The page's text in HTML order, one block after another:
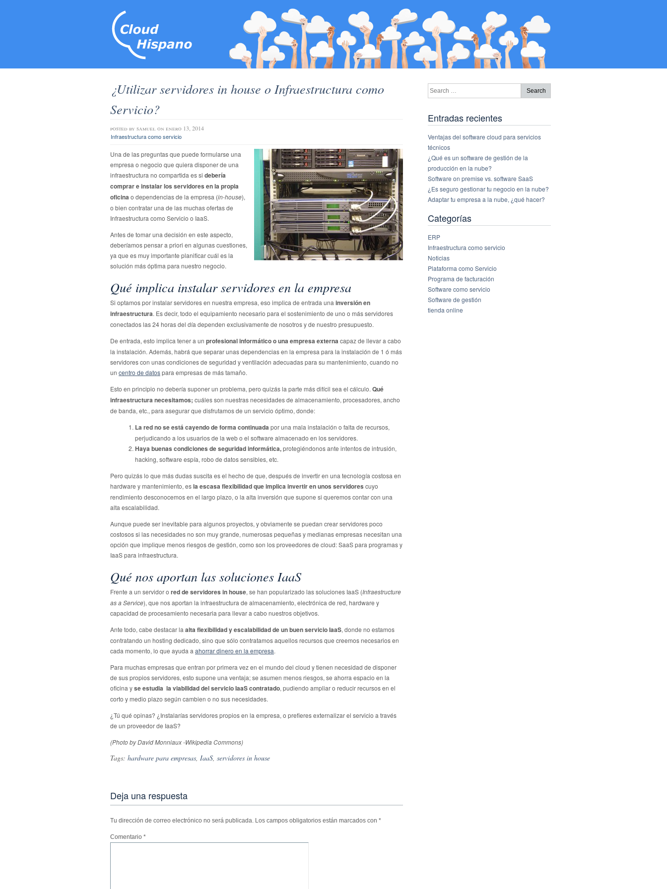
¿Utilizar servidores in house o Infraestructura como
Servicio?
posted by samuel on enero 13, 2014
Infraestructura como servicio
Una de las preguntas que puede formularse una
empresa o negocio que quiera disponer de una
infraestructura no compartida es si debería
comprar e instalar los servidores en la propia
oficina o dependencias de la empresa (in-house),
o bien contratar una de las muchas ofertas de
Infraestructura como Servicio o IaaS.
Antes de tomar una decisión en este aspecto,
deberíamos pensar a priori en algunas cuestiones,
ya que es muy importante planificar cuál es la
solución más óptima para nuestro negocio.
Qué implica instalar servidores en la empresa
Si optamos por instalar servidores en nuestra empresa, eso implica de entrada una inversión en
infraestructura. Es decir, todo el equipamiento necesario para el sostenimiento de uno o más servidores
conectados las 24 horas del día dependen exclusivamente de nosotros y de nuestro presupuesto.
De entrada, esto implica tener a un profesional informático o una empresa externa capaz de llevar a cabo
la instalación. Además, habrá que separar unas dependencias en la empresa para la instalación de 1 ó más
servidores con unas condiciones de seguridad y ventilación adecuadas para su mantenimiento, cuando no
un centro de datospara empresas de más tamaño.
Esto en principio no debería suponer un problema, pero quizás la parte más difícil sea el cálculo. Qué
infraestructura necesitamos; cuáles son nuestras necesidades de almacenamiento, procesadores, ancho
de banda, etc., para asegurar que disfrutamos de un servicio óptimo, donde:
La red no se está cayendo de forma continuada por una mala instalación o falta de recursos,
perjudicando a los usuarios de la web o el software almacenado en los servidores.
Haya buenas condiciones de seguridad informática,protegiéndonos ante intentos de intrusión,
hacking, software espía, robo de datos sensibles, etc.
Pero quizás lo que más dudas suscita es el hecho de que, después de invertir en una tecnología costosa en
hardware y mantenimiento, esla escasa flexibilidad que implica invertir en unos servidores cuyo
rendimiento desconocemos en el largo plazo, o la alta inversión que supone si queremos contar con una
alta escalabilidad.
Aunque puede ser inevitable para algunos proyectos, y obviamente se puedan crear servidores poco
costosos si las necesidades no son muy grande, numerosas pequeñas y medianas empresas necesitan una
opción que implique menos riesgos de gestión, como son los proveedores de cloud: SaaS para programas y
IaaS para infraestructura.
Qué nos aportan las soluciones IaaS
Frente a un servidor o red de servidores in house, se han popularizado las soluciones IaaS (Infraestructure
as a Service), que nos aportan la infraestructura de almacenamiento, electrónica de red, hardware y
capacidad de procesamiento necesaria para llevar a cabo nuestros objetivos.
Ante todo, cabe destacar la alta flexibilidad y escalabilidad de un buen servicio IaaS, donde no estamos
contratando un hosting dedicado, sino que sólo contratamos aquellos recursos que creemos necesarios en
cada momento, lo que ayuda a ahorrar dinero en la empresa.
Para muchas empresas que entran por primera vez en el mundo del cloud y tienen necesidad de disponer
de sus propios servidores, esto supone una ventaja; se asumen menos riesgos, se ahorra espacio en la
oficina yse estudia la viabilidad del servicio IaaS contratado, pudiendo ampliar o reducir recursos en el
corto y medio plazo según cambien o no sus necesidades.
¿Tú qué opinas? ¿Instalarías servidores propios en la empresa, o prefieres externalizar el servicio a través
de un proveedor de IaaS?
(Photo by David Monniaux -Wikipedia Commons)
Tags: hardware para empresas, IaaS, servidores in house
Deja una respuesta
Tu dirección de correo electrónico no será publicada. Los campos obligatorios están marcados con *
Comentario *
Entradas recientes
Ventajas del software cloud para servicios
técnicos
¿Qué es un software de gestión de la
producción en la nube?
Software on premise vs. software SaaS
¿Es seguro gestionar tu negocio en la nube?
Adaptar tu empresa a la nube, ¿qué hacer?
Categorías
ERP
Infraestructura como servicio
Noticias
Plataforma como Servicio
Programa de facturación
Software como servicio
Software de gestión
tienda online